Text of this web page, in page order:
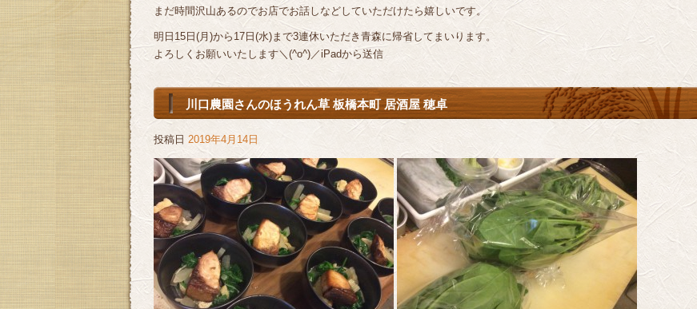
まだ時間沢山あるのでお店でお話しなどしていただけたら嬉しいです。
明日15日(月)から17日(水)まで3連休いただき青森に帰省してまいります。
よろしくお願いいたします＼(^o^)／iPadから送信
川口農園さんのほうれん草 板橋本町 居酒屋 穂卓
投稿日 2019年4月14日